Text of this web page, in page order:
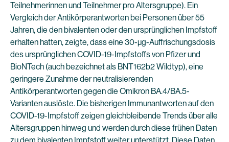
Teilnehmerinnen und Teilnehmer pro Altersgruppe). Ein
Vergleich der Antikörperantworten bei Personen über 55
Jahren, die den bivalenten oder den ursprünglichen Impfstoff
erhalten hatten, zeigte, dass eine 30-µg-Auffrischungsdosis
des ursprünglichen COVID-19-Impfstoffs von Pfizer und
BioNTech (auch bezeichnet als BNT162b2 Wildtyp), eine
geringere Zunahme der neutralisierenden
Antikörperantworten gegen die Omikron BA.4/BA.5-
Varianten auslöste. Die bisherigen Immunantworten auf den
COVID-19-Impfstoff zeigen gleichbleibende Trends über alle
Altersgruppen hinweg und werden durch diese frühen Daten